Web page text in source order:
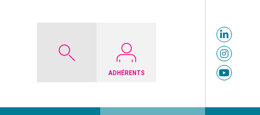
ADHÉRENTS